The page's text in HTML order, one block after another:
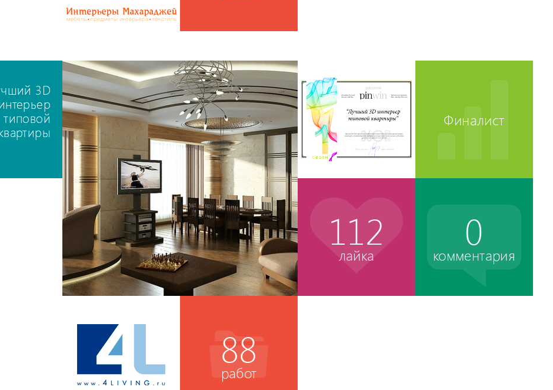
3D
типовой
Финалист
112
лайка
0
комментария
88
работ